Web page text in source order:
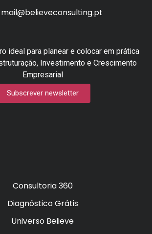
mail@believeconsulting.pt
ideal para planear e colocar em prática
Investimento e Crescimento
Empresarial
Subscrever newsletter
Consultoria 360
Diagnóstico Grátis
Universo Believe